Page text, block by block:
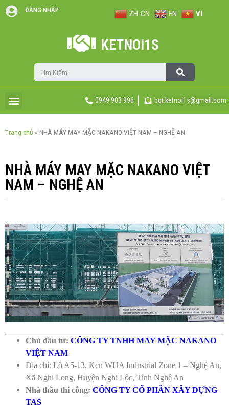
ĐĂNG NHẬP ZH-CN EN VI
KETNOI1S
0949 903 996 bqt.ketnoi1s@gmail.com
Trang chủ » NHÀ MÁY MAY MẶC NAKANO VIỆT NAM – NGHỆ AN
NHÀ MÁY MAY MẶC NAKANO VIỆT
NAM – NGHỆ AN
Chủ đầu tư: CÔNG TY TNHH MAY MẶC NAKANO
VIỆT NAM
Địa chỉ: Lô A5-13, Kcn WHA Industrial Zone 1 – Nghệ An,
Xã Nghi Long, Huyện Nghi Lộc, Tỉnh Nghệ An
Nhà thầu thi công: CÔNG TY CỔ PHẦN XÂY DỰNG
TAS